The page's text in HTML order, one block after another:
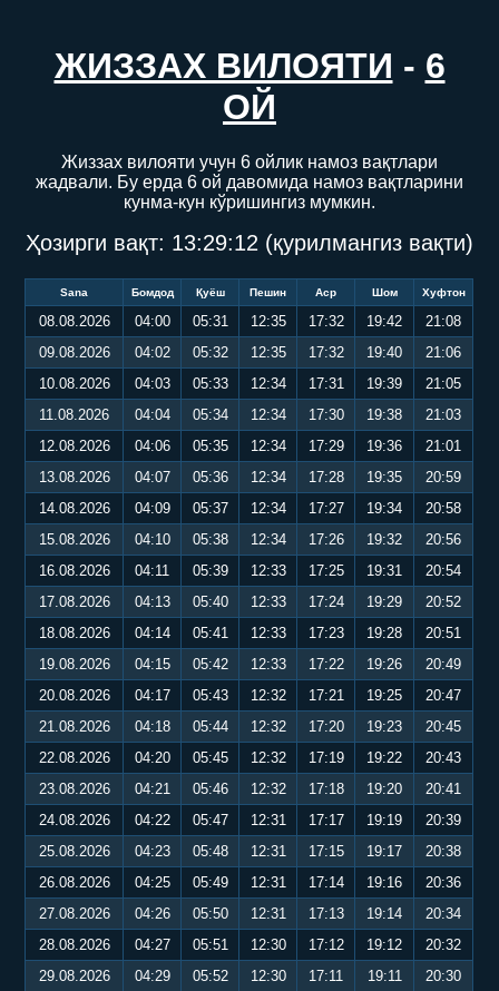
ЖИЗЗАХ ВИЛОЯТИ - 6
ОЙ
Жиззах вилояти учун 6 ойлик намоз вақтлари
жадвали. Бу ерда 6 ой давомида намоз вақтларини
кунма-кун кўришингиз мумкин.
Ҳозирги вақт: 13:29:12 (қурилмангиз вақти)
Sana Бомдод Қуёш Пешин Аср Шом Хуфтон
08.08.2026 04:00 05:31 12:35 17:32 19:42
21:08
09.08.2026
04:02 05:32 12:35 17:32 19:40
21:06
10.08.2026
04:03 05:33 12:34 17:31 19:39
21:05
11.08.2026
04:04 05:34 12:34 17:30 19:38
21:03
12.08.2026
04:06 05:35 12:34 17:29 19:36
21:01
13.08.2026
04:07 05:36 12:34 17:28 19:35
20:59
14.08.2026
04:09 05:37 12:34 17:27 19:34
20:58
15.08.2026
04:10 05:38 12:34 17:26 19:32
20:56
16.08.2026
04:11 05:39 12:33 17:25 19:31
20:54
17.08.2026
04:13 05:40 12:33 17:24 19:29
20:52
18.08.2026
04:14 05:41 12:33 17:23 19:28
20:51
19.08.2026
04:15 05:42 12:33 17:22 19:26
20:49
20.08.2026
04:17 05:43 12:32 17:21 19:25
20:47
21.08.2026
04:18 05:44 12:32 17:20 19:23
20:45
22.08.2026
04:20 05:45 12:32 17:19 19:22
20:43
23.08.2026
04:21 05:46 12:32 17:18 19:20
20:41
24.08.2026
04:22 05:47 12:31 17:17 19:19
20:39
25.08.2026
04:23 05:48 12:31 17:15 19:17
20:38
26.08.2026
04:25 05:49 12:31 17:14 19:16
20:36
27.08.2026
04:26 05:50 12:31 17:13 19:14
20:34
28.08.2026
04:27 05:51 12:30 17:12 19:12
20:32
29.08.2026
04:29 05:52 12:30 17:11 19:11
20:30